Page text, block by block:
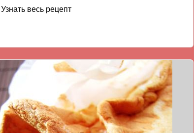
Узнать весь рецепт